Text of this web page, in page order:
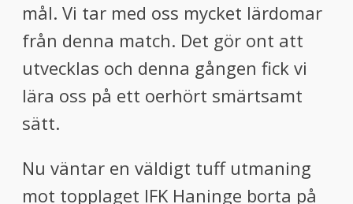
mål. Vi tar med oss mycket lärdomar
från denna match. Det gör ont att
utvecklas och denna gången fick vi
lära oss på ett oerhört smärtsamt
sätt.
Nu väntar en väldigt tuff utmaning
mot topplaget IFK Haninge borta på